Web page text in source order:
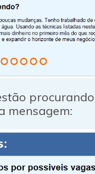
mensagem: